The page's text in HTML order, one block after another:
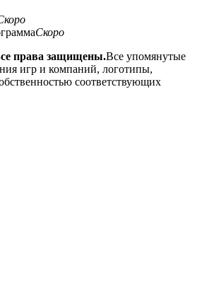
Скоро
права защищены.Все упомянутые
игр и компаний, логотипы,
соответствующих